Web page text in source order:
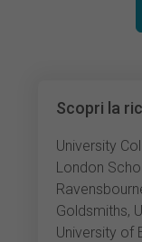
Scopri la
University
Goldsmiths,
University of